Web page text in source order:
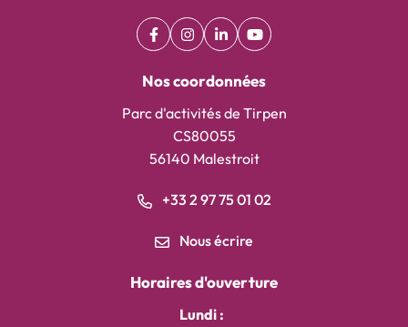
Facebook
(ouverture dans un nouvel onglet)
Instagram
(ouverture dans un nouvel onglet)
Linkedin
(ouverture dans un nouvel
YouTube
(ouverture dans un
Nos coordonnées
Parc d'activités de Tirpen
CS80055
56140 Malestroit
+33 2 97 75 01 02
Nous écrire
Horaires d'ouverture
Lundi :